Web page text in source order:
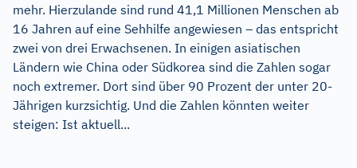
mehr. Hierzulande sind rund 41,1 Millionen Menschen ab
16 Jahren auf eine Sehhilfe angewiesen – das entspricht
zwei von drei Erwachsenen. In einigen asiatischen
Ländern wie China oder Südkorea sind die Zahlen sogar
noch extremer. Dort sind über 90 Prozent der unter 20-
Jährigen kurzsichtig. Und die Zahlen könnten weiter
steigen: Ist aktuell...